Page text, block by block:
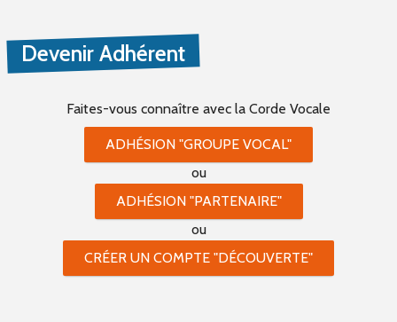
Devenir Adhérent
Faites-vous connaître avec la Corde Vocale
ADHÉSION "GROUPE VOCAL"
ou
ADHÉSION "PARTENAIRE"
ou
CRÉER UN COMPTE "DÉCOUVERTE"